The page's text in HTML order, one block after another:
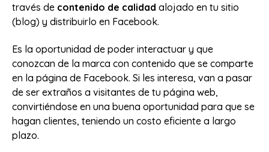
través de contenido de calidad alojado en tu sitio
(blog) y distribuirlo en Facebook.
Es la oportunidad de poder interactuar y que
conozcan de la marca con contenido que se comparte
en la página de Facebook. Si les interesa, van a pasar
de ser extraños a visitantes de tu página web,
convirtiéndose en una buena oportunidad para que se
hagan clientes, teniendo un costo eficiente a largo
plazo.